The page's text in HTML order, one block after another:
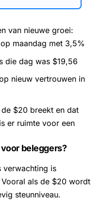
van nieuwe groei:
maandag met 3,5%
die dag was $19,56
nieuw vertrouwen in
$20 breekt en dat
er ruimte voor een
beleggers?
verwachting is
als de $20 wordt
steunniveau.